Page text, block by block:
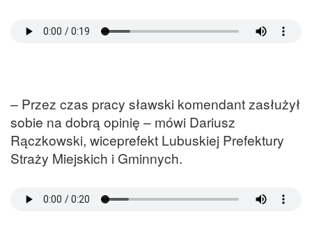
– Przez czas pracy sławski komendant zasłużył
sobie na dobrą opinię – mówi Dariusz
Rączkowski, wiceprefekt Lubuskiej Prefektury
Straży Miejskich i Gminnych.